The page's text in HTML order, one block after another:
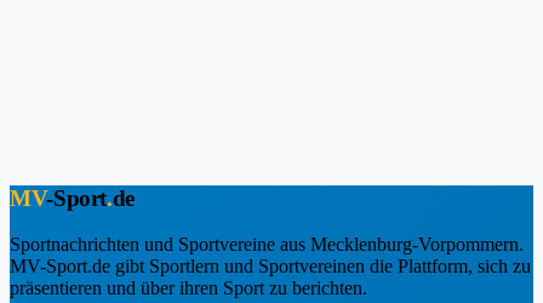
MV-Sport.de
Sportnachrichten und Sportvereine aus Mecklenburg-Vorpommern.
MV-Sport.de gibt Sportlern und Sportvereinen die Plattform, sich zu
präsentieren und über ihren Sport zu berichten.